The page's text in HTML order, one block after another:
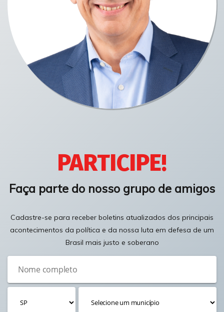
PARTICIPE!
Faça parte do nosso grupo de amigos
Cadastre-se para receber boletins atualizados dos principais
acontecimentos da política e da nossa luta em defesa de um
Brasil mais justo e soberano